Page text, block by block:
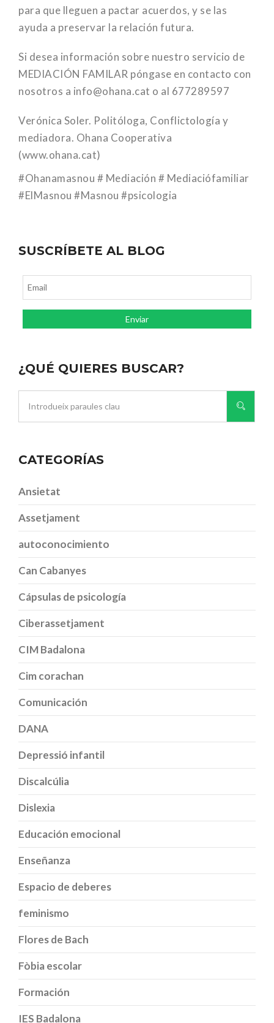
para que lleguen a pactar acuerdos, y se las
ayuda a preservar la relación futura.
Si desea información sobre nuestro servicio de
MEDIACIÓN FAMILAR póngase en contacto con
nosotros a info@ohana.cat o al 677289597
Verónica Soler. Politóloga, Conflictología y
mediadora. Ohana Cooperativa
(www.ohana.cat)
#Ohanamasnou # Mediación # Mediaciófamiliar
#ElMasnou #Masnou #psicologia
SUSCRÍBETE AL BLOG
¿QUÉ QUIERES BUSCAR?
CATEGORÍAS
Ansietat
Assetjament
autoconocimiento
Can Cabanyes
Cápsulas de psicología
Ciberassetjament
CIM Badalona
Cim corachan
Comunicación
DANA
Depressió infantil
Discalcúlia
Dislexia
Educación emocional
Enseñanza
Espacio de deberes
feminismo
Flores de Bach
Fòbia escolar
Formación
IES Badalona